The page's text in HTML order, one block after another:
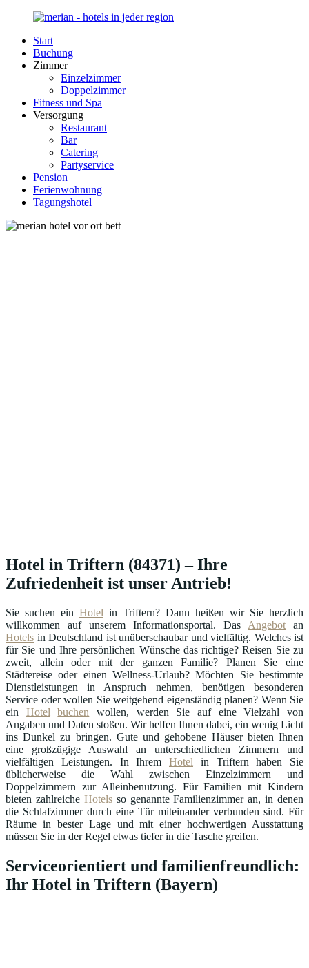
Zurück
Inhalt
Merian-
Hotel.de
Portal
Unterkunft
Deutschland
Start
Buchung
Zimmer
Einzelzimmer
Doppelzimmer
Fitness und Spa
Versorgung
Restaurant
Bar
Catering
Partyservice
Pension
Ferienwohnung
Tagungshotel
Hotel in Triftern (84371) – Ihre
Zufriedenheit ist unser Antrieb!
Sie suchen ein Hotel in Triftern? Dann heißen wir Sie herzlich
willkommen auf unserem Informationsportal. Das Angebot an
Hotels in Deutschland ist unüberschaubar und vielfältig. Welches ist
für Sie und Ihre persönlichen Wünsche das richtige? Reisen Sie zu
zweit, allein oder mit der ganzen Familie? Planen Sie eine
Städtereise oder einen Wellness-Urlaub? Möchten Sie bestimmte
Dienstleistungen in Anspruch nehmen, benötigen besonderen
Service oder wollen Sie weitgehend eigenständig planen? Wenn Sie
ein Hotel buchen wollen, werden Sie auf eine Vielzahl von
Angaben und Daten stoßen. Wir helfen Ihnen dabei, ein wenig Licht
ins Dunkel zu bringen. Gute und gehobene Häuser bieten Ihnen
eine großzügige Auswahl an unterschiedlichen Zimmern und
vielfältigen Leistungen. In Ihrem Hotel in Triftern haben Sie
üblicherweise die Wahl zwischen Einzelzimmern und
Doppelzimmern zur Alleinbenutzung. Für Familien mit Kindern
bieten zahlreiche Hotelsso genannte Familienzimmer an, in denen
die Schlafzimmer durch eine Tür miteinander verbunden sind. Für
Räume in bester Lage und mit einer hochwertigen Ausstattung
müssen Sie in der Regel etwas tiefer in die Tasche greifen.
Serviceorientiert und familienfreundlich:
Ihr Hotel in Triftern (Bayern)